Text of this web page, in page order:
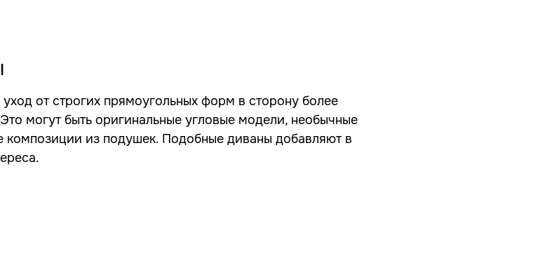
от строгих прямоугольных форм в сторону более
могут быть оригинальные угловые модели, необычные
композиции из подушек. Подобные диваны добавляют в